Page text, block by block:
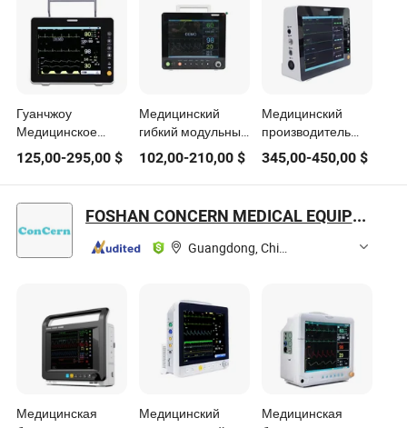
Гуанчжоу
Медицинское
Оборудование
Портативный
Многофункциональный
Монитор
Жизненно Важных
Параметров
Большой Экран 6
Пациента
125,00-295,00 $
Медицинский
гибкий модульный
многопараметрический
высококачественный
12.1" TFT дисплей
signs пациента
102,00-210,00$
Медицинский
производитель
Mecanmed 12.1"
Цветной TFT ЖК-
экран Мониторинг
Большой экран
Важный монитор
345,00-450,00$
FOSHAN CONCERN MEDICAL EQUIPMENT CO.,LTD.
Guangdong, China
Медицинская
Медицинский
Медицинская